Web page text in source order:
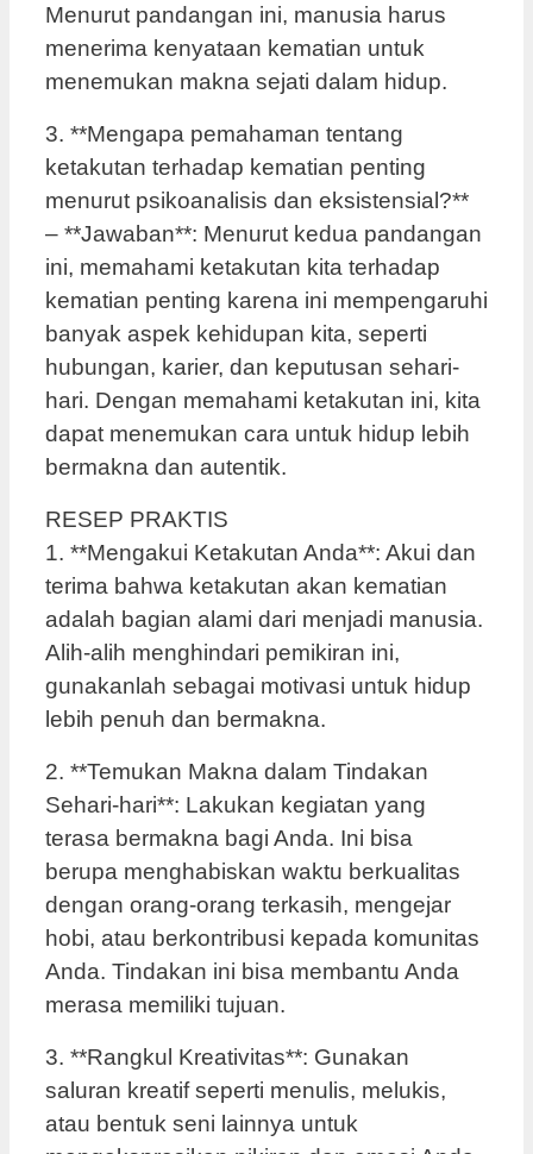
Menurut pandangan ini, manusia harus
menerima kenyataan kematian untuk
menemukan makna sejati dalam hidup.
3. **Mengapa pemahaman tentang
ketakutan terhadap kematian penting
menurut psikoanalisis dan eksistensial?**
– **Jawaban**: Menurut kedua pandangan
ini, memahami ketakutan kita terhadap
kematian penting karena ini mempengaruhi
banyak aspek kehidupan kita, seperti
hubungan, karier, dan keputusan sehari-
hari. Dengan memahami ketakutan ini, kita
dapat menemukan cara untuk hidup lebih
bermakna dan autentik.
RESEP PRAKTIS
1. **Mengakui Ketakutan Anda**: Akui dan
terima bahwa ketakutan akan kematian
adalah bagian alami dari menjadi manusia.
Alih-alih menghindari pemikiran ini,
gunakanlah sebagai motivasi untuk hidup
lebih penuh dan bermakna.
2. **Temukan Makna dalam Tindakan
Sehari-hari**: Lakukan kegiatan yang
terasa bermakna bagi Anda. Ini bisa
berupa menghabiskan waktu berkualitas
dengan orang-orang terkasih, mengejar
hobi, atau berkontribusi kepada komunitas
Anda. Tindakan ini bisa membantu Anda
merasa memiliki tujuan.
3. **Rangkul Kreativitas**: Gunakan
saluran kreatif seperti menulis, melukis,
atau bentuk seni lainnya untuk